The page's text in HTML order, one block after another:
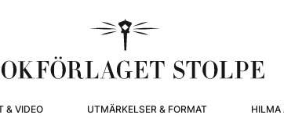
& VIDEO UTMÄRKELSER & FORMAT HILMA